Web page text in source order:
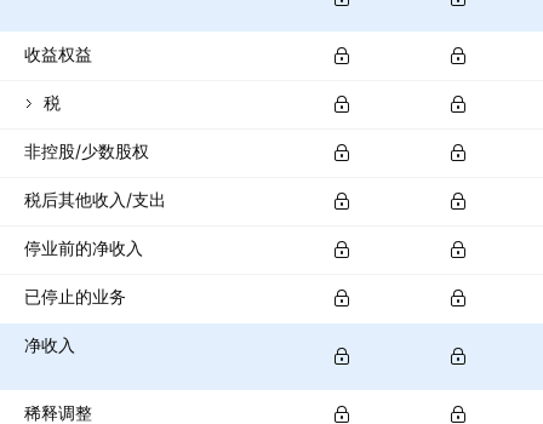
收益权益
税
非控股/少数股权
税后其他收入/支出
停业前的净收入
已停止的业务
净收入
稀释调整